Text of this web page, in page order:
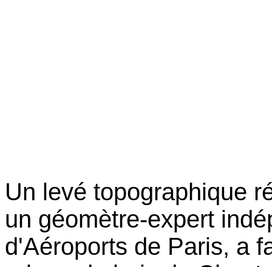
Un levé topographique
un géomètre-expert
d'Aéroports de Paris, a